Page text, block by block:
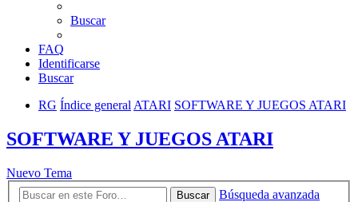
Buscar
FAQ
Identificarse
Buscar
RG Índice generalATARI SOFTWARE Y JUEGOS ATARI
SOFTWARE Y JUEGOS ATARI
Nuevo Tema
Buscar
Búsqueda avanzada